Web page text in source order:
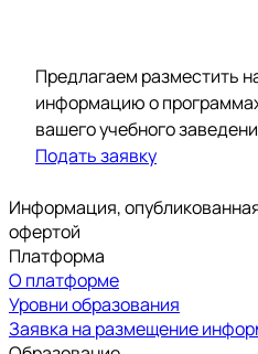
Предлагаем разместить
информацию о
вашего учебного
Подать заявку
Информация,
офертой
Платформа
О платформе
Уровни образования
Заявка на размещение